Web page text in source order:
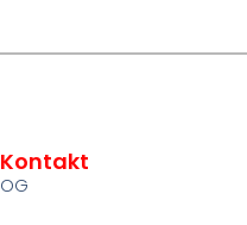
Kontakt
OG